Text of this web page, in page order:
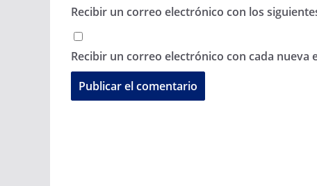
Recibir un correo electrónico con los
Recibir un correo electrónico con cada nueva